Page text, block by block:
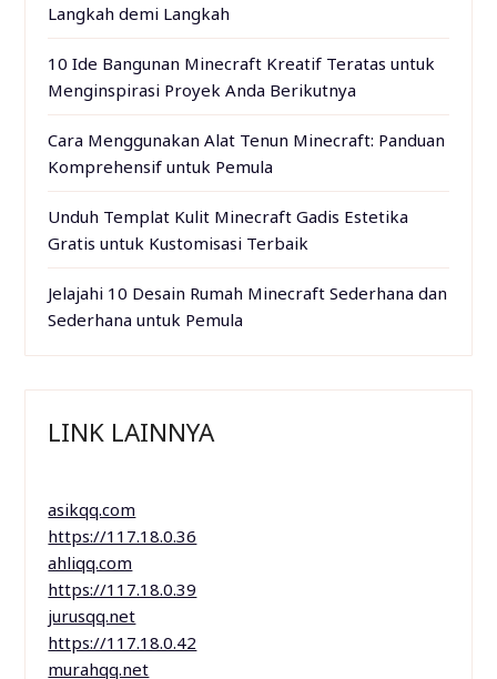
Langkah demi Langkah
10 Ide Bangunan Minecraft Kreatif Teratas untuk
Menginspirasi Proyek Anda Berikutnya
Cara Menggunakan Alat Tenun Minecraft: Panduan
Komprehensif untuk Pemula
Unduh Templat Kulit Minecraft Gadis Estetika
Gratis untuk Kustomisasi Terbaik
Jelajahi 10 Desain Rumah Minecraft Sederhana dan
Sederhana untuk Pemula
LINK LAINNYA
asikqq.com
https://117.18.0.36
ahliqq.com
https://117.18.0.39
jurusqq.net
https://117.18.0.42
murahqq.net